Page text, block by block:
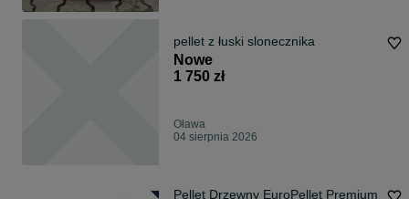
pellet z łuski slonecznika
Nowe
1 750 zł
Oława
04 sierpnia 2026
Pellet Drzewny EuroPellet Premium